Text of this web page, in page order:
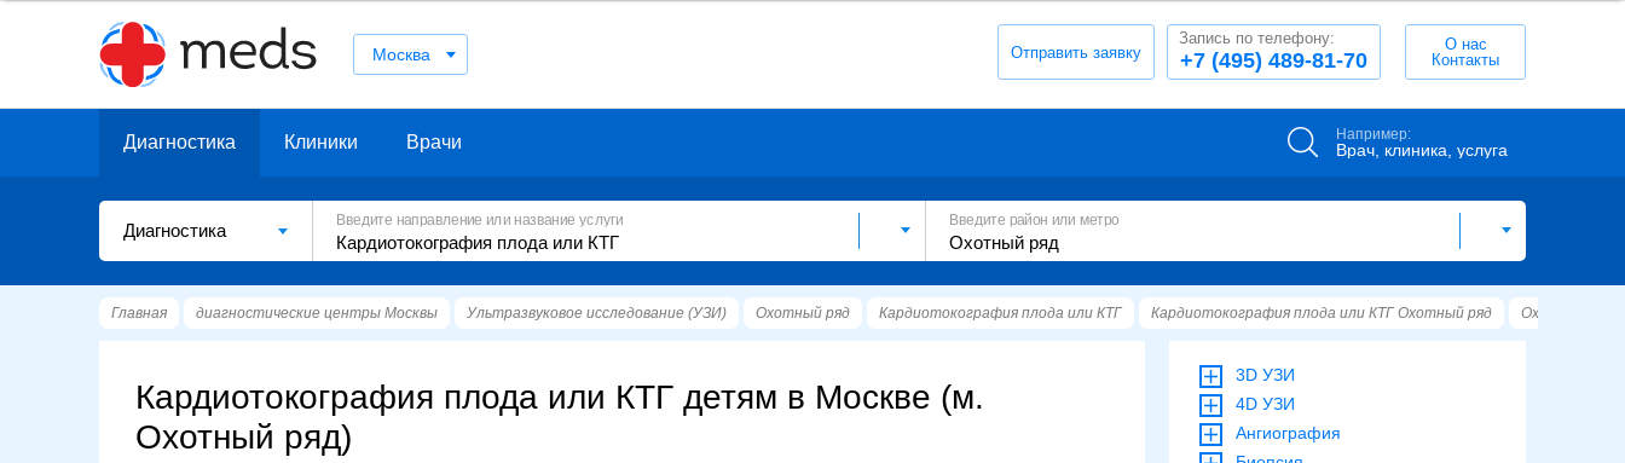
Москва Отправить заявку +7 (495) 489-81-70
Запись по телефону:
О нас
Контакты
Диагностика Клиники Врачи Например:
Врач, клиника, услуга
Диагностика
Введите направление или название услуги Введите район или метро
Главная диагностические центры Москвы Ультразвуковое исследование (УЗИ) Охотный ряд Кардиотокография плода или КТГ Кардиотокография плода или КТГ Охотный ряд Охотный ряд
Кардиотокография плода или КТГ детям в Москве (м.
Охотный ряд)
3D УЗИ
4D УЗИ
Ангиография